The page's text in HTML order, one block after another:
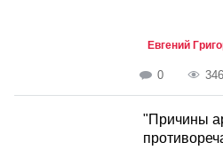
Евгений
0
"Причины